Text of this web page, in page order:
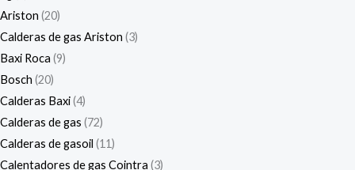
Ariston 20
Calderas de gas Ariston 3
Baxi Roca 9
Bosch 20
Calderas Baxi 4
Calderas de gas 72
Calderas de gasoil 11
Calentadores de gas Cointra 3